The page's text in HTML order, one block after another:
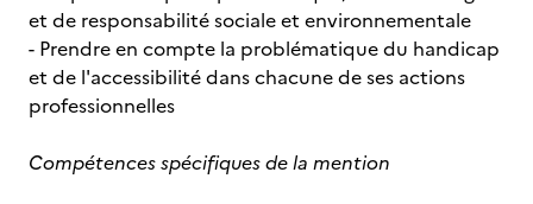
et de responsabilité sociale et environnementale
- Prendre en compte la problématique du handicap
et de l'accessibilité dans chacune de ses actions
professionnelles
Compétences spécifiques de la mention